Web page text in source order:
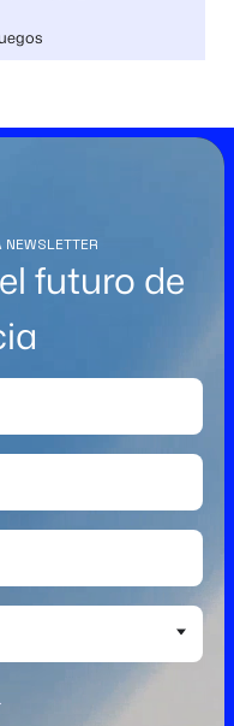
NEWSLETTER
futuro de
.